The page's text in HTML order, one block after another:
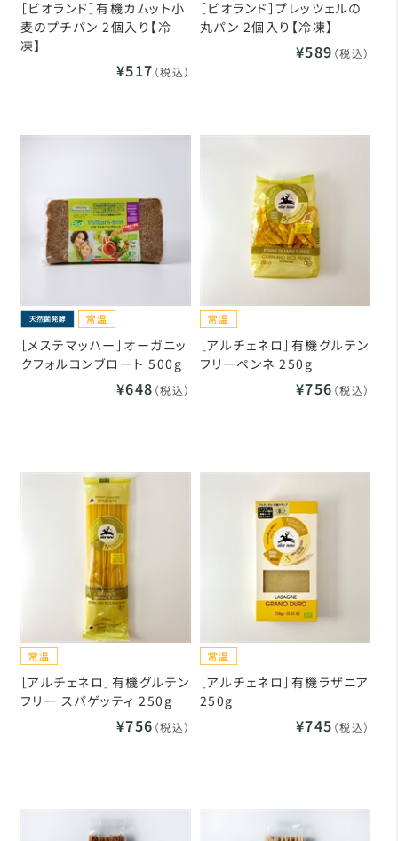
［ビオランド］有機カムット小
麦のプチパン 2個入り【冷
凍】
¥517 （税込）
［ビオランド］プレッツェルの
丸パン 2個入り【冷凍】
¥589 （税込）
［メステマッハー］オーガニッ
クフォルコンブロート 500g
¥648 （税込）
［アルチェネロ］有機グルテン
フリーペンネ 250g
¥756 （税込）
［アルチェネロ］有機グルテン
フリー スパゲッティ 250g
¥756 （税込）
［アルチェネロ］有機ラザニア
250g
¥745 （税込）